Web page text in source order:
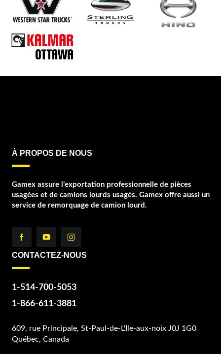
À PROPOS DE NOUS
Gamex assure l’exportation professionnelle de pièces
usagées et de camions lourds usagés. Gamex offre aussi un
service de remorquage de camion lourd.
CONTACTEZ-NOUS
1-514-700-5053
1-866-611-3881
609, rue Principale, St-Paul-de-L'Ile-aux-noix J0J 1G0
Québec, Canada